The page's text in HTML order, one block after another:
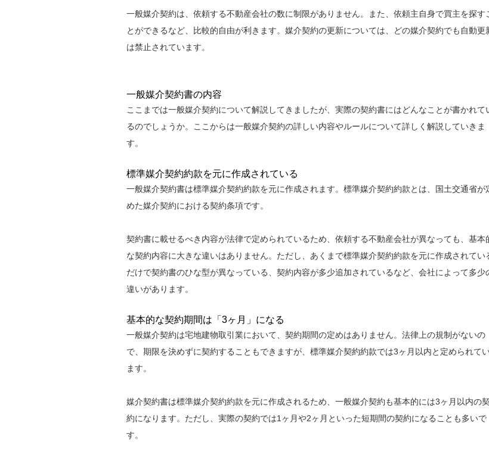
一般媒介契約は、依頼する不動産会社の数に制限がありません。また、依頼主自身で買主を探す
とができるなど、比較的自由が利きます。媒介契約の更新については、どの媒介契約でも自動更
は禁止されています。
一般媒介契約書の内容
ここまでは一般媒介契約について解説してきましたが、実際の契約書にはどんなことが書かれて
るのでしょうか。ここからは一般媒介契約の詳しい内容やルールについて詳しく解説していきま
す。
標準媒介契約約款を元に作成されている
一般媒介契約書は標準媒介契約約款を元に作成されます。標準媒介契約約款とは、国土交通省が
めた媒介契約における契約条項です。
契約書に載せるべき内容が法律で定められているため、依頼する不動産会社が異なっても、基本
な契約内容に大きな違いはありません。ただし、あくまで標準媒介契約約款を元に作成されてい
だけで契約書のひな型が異なっている、契約内容が多少追加されているなど、会社によって多少
違いがあります。
基本的な契約期間は「3ヶ月」になる
一般媒介契約は宅地建物取引業において、契約期間の定めはありません。法律上の規制がないの
で、期限を決めずに契約することもできますが、標準媒介契約約款では3ヶ月以内と定められて
ます。
媒介契約書は標準媒介契約約款を元に作成されるため、一般媒介契約も基本的には3ヶ月以内の契
約になります。ただし、実際の契約では1ヶ月や2ヶ月といった短期間の契約になることも多いで
す。